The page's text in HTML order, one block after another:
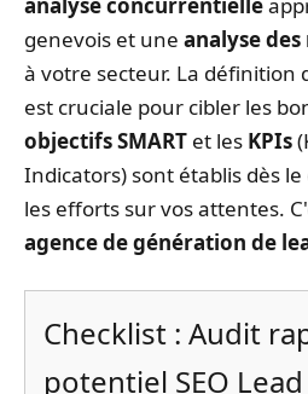
genevois et une analyse
à votre secteur. La définition
est cruciale pour cibler les
objectifs SMART et les KPIs
Indicators) sont établis dès
les efforts sur vos attentes.
agence de génération de
Checklist : Audit
potentiel SEO